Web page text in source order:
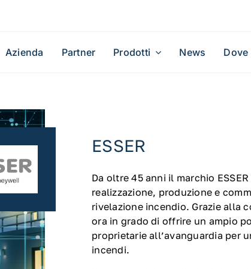
Azienda Partner Prodotti News Dove
ESSER
Da oltre 45 anni il marchio
realizzazione, produzione e
rivelazione incendio. Grazie alla
ora in grado di offrire un ampio
proprietarie all’avanguardia per
incendi.